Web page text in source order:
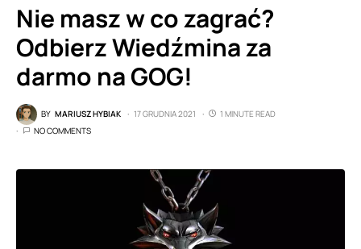
Nie masz w co zagrać?
Odbierz Wiedźmina za
darmo na GOG!
BY MARIUSZ HYBIAK 17 GRUDNIA 2021
1 MINUTE READ
NO COMMENTS